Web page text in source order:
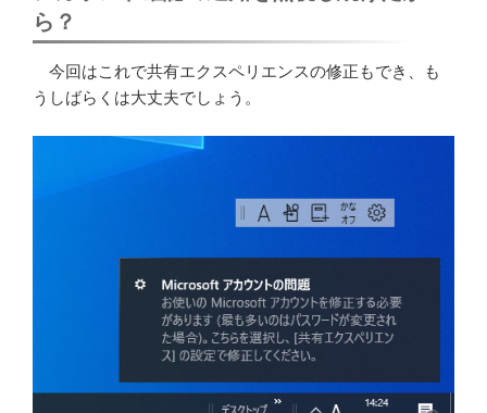
ら？
今回はこれで共有エクスペリエンスの修正もでき、も
うしばらくは大丈夫でしょう。